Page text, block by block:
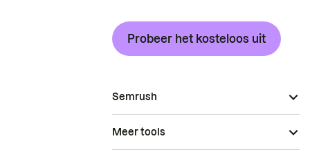
Probeer het kosteloos uit
Semrush
Meer tools